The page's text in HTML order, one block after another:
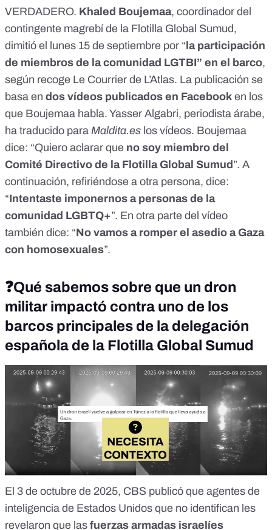
VERDADERO. Khaled Boujemaa, coordinador del
contingente magrebí de la Flotilla Global Sumud,
dimitió el lunes 15 de septiembre por “ la participación
de miembros de la comunidad LGTBI” en el barco,
según recoge Le Courrier de L’Atlas. La publicación se
basa en dos vídeos publicados en Facebook en los
que Boujemaa habla. Yasser Algabri, periodista árabe,
ha traducido para Maldita.es los vídeos. Boujemaa
dice: “Quiero aclarar que no soy miembro del
Comité Directivo de la Flotilla Global Sumud ”. A
continuación, refiriéndose a otra persona, dice:
“Intentaste imponernos a personas de la
comunidad LGBTQ+”. En otra parte del vídeo
también dice: “No vamos a romper el asedio a Gaza
con homosexuales”.
❓Qué sabemos sobre que un dron
militar impactó contra uno de los
barcos principales de la delegación
española de la Flotilla Global Sumud
El 3 de octubre de 2025, CBS publicó que agentes de
inteligencia de Estados Unidos que no identifican les
revelaron que las fuerzas armadas israelíes